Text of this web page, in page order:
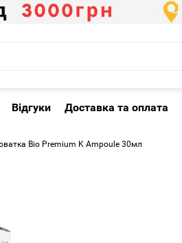
Відгуки Доставка та оплата
Bio Premium K Ampoule 30мл